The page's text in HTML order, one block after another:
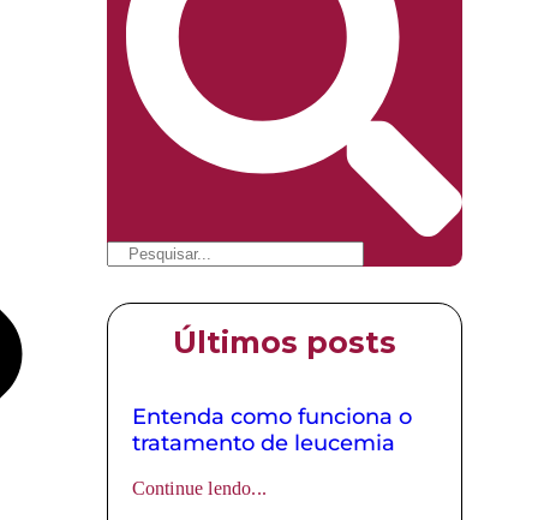
Últimos posts
Entenda como funciona o
tratamento de leucemia
Continue lendo...